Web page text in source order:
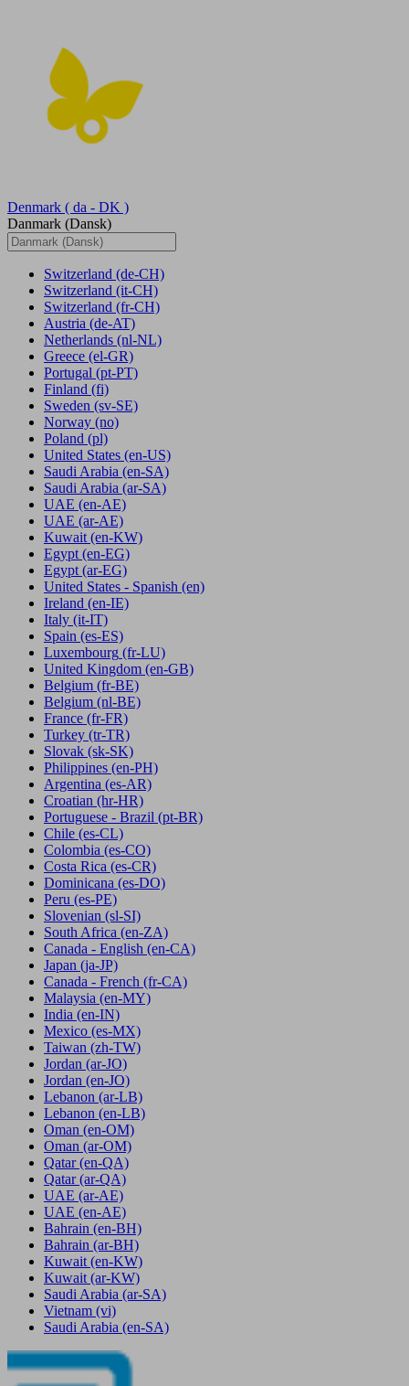
Denmark ( da - DK )
Danmark (Dansk)
Switzerland (de-CH)
Switzerland (it-CH)
Switzerland (fr-CH)
Austria (de-AT)
Netherlands (nl-NL)
Greece (el-GR)
Portugal (pt-PT)
Finland (fi)
Sweden (sv-SE)
Norway (no)
Poland (pl)
United States (en-US)
Saudi Arabia (en-SA)
Saudi Arabia (ar-SA)
UAE (en-AE)
UAE (ar-AE)
Kuwait (en-KW)
Egypt (en-EG)
Egypt (ar-EG)
United States - Spanish (en)
Ireland (en-IE)
Italy (it-IT)
Spain (es-ES)
Luxembourg (fr-LU)
United Kingdom (en-GB)
Belgium (fr-BE)
Belgium (nl-BE)
France (fr-FR)
Turkey (tr-TR)
Slovak (sk-SK)
Philippines (en-PH)
Argentina (es-AR)
Croatian (hr-HR)
Portuguese - Brazil (pt-BR)
Chile (es-CL)
Colombia (es-CO)
Costa Rica (es-CR)
Dominicana (es-DO)
Peru (es-PE)
Slovenian (sl-SI)
South Africa (en-ZA)
Canada - English (en-CA)
Japan (ja-JP)
Canada - French (fr-CA)
Malaysia (en-MY)
India (en-IN)
Mexico (es-MX)
Taiwan (zh-TW)
Jordan (ar-JO)
Jordan (en-JO)
Lebanon (ar-LB)
Lebanon (en-LB)
Oman (en-OM)
Oman (ar-OM)
Qatar (en-QA)
Qatar (ar-QA)
UAE (ar-AE)
UAE (en-AE)
Bahrain (en-BH)
Bahrain (ar-BH)
Kuwait (en-KW)
Kuwait (ar-KW)
Saudi Arabia (ar-SA)
Vietnam (vi)
Saudi Arabia (en-SA)